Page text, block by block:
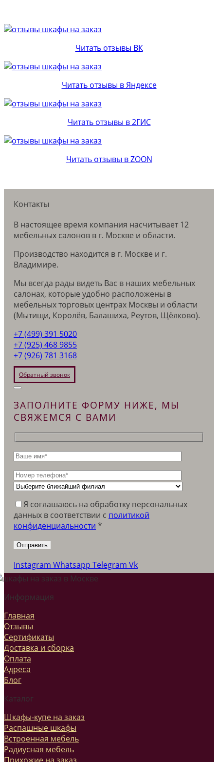
Читать отзывы ВК
Читать отзывы в Яндексе
Читать отзывы в 2ГИС
Читать отзывы в ZOON
Контакты
В настоящее время компания насчитывает 12
мебельных салонов в г. Москве и области.
Производство находится в г. Москве и г.
Владимире.
Мы всегда рады видеть Вас в наших мебельных
салонах, которые удобно расположены в
мебельных торговых центрах Москвы и области
(Мытищи, Королёв, Балашиха, Реутов, Щёлково).
+7 (499) 391 5020
+7 (925) 468 9855
+7 (926) 781 3168
Обратный звонок
ЗАПОЛНИТЕ ФОРМУ НИЖЕ, МЫ
СВЯЖЕМСЯ С ВАМИ
Я соглашаюсь на обработку персональных
данных в соответствии c политикой
конфиденциальности *
Instagram Whatsapp Telegram Vk
Информация
Главная
Отзывы
Сертификаты
Доставка и сборка
Оплата
Адреса
Блог
Каталог
Шкафы-купе на заказ
Распашные шкафы
Встроенная мебель
Радиусная мебель
Прихожие на заказ